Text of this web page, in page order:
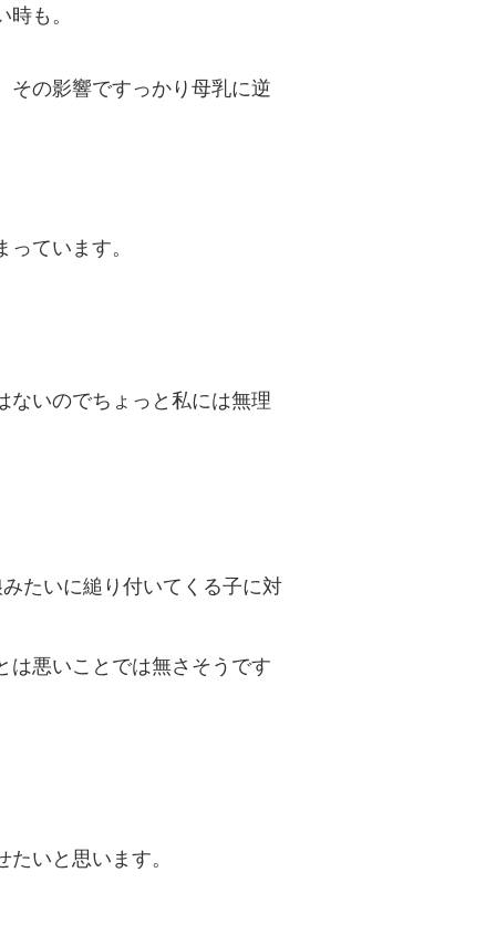
も。
その影響ですっかり母乳に逆
ています。
ないのでちょっと私には無理
たいに縋り付いてくる子に対
は悪いことでは無さそうです
いと思います。